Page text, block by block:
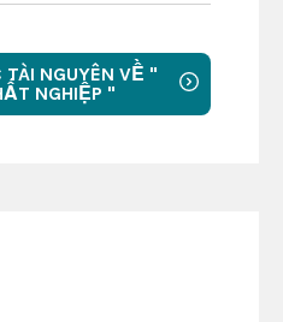
NGUYÊN VỀ "
NGHIỆP "